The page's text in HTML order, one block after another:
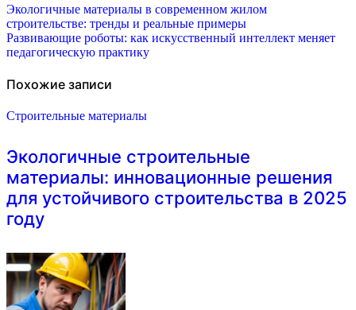
Навигация
по
записям
Экологичные материалы в современном жилом
строительстве: тренды и реальные примеры
Развивающие роботы: как искусственный интеллект меняет
педагогическую практику
Похожие записи
Строительные материалы
Экологичные строительные
материалы: инновационные решения
для устойчивого строительства в 2025
году